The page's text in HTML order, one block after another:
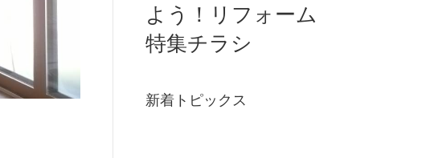
よう！リフォーム
特集チラシ
新着トピックス